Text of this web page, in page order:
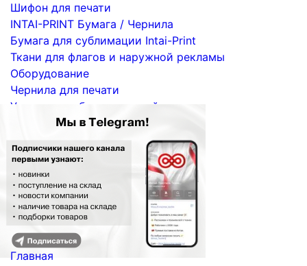
Шифон для печати
INTAI-PRINT Бумага / Чернила
Бумага для сублимации Intai-Print
Ткани для флагов и наружной рекламы
Оборудование
Чернила для печати
Услуги по сублимационной печати
Главная